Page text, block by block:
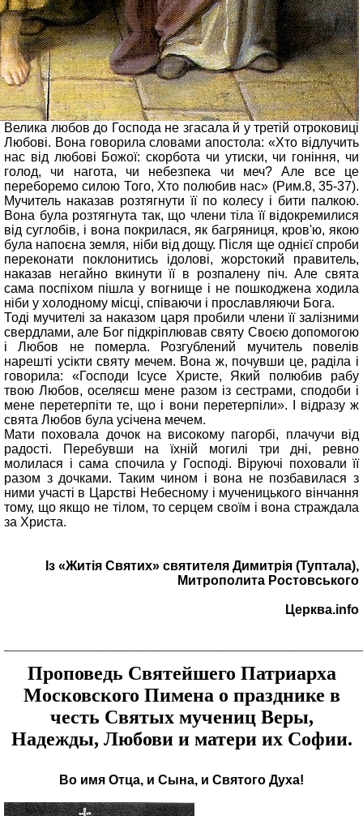
Велика любов до Господа не згасала й у третій отроковиці
Любові. Вона говорила словами апостола: «Хто відлучить
нас від любові Божої: скорбота чи утиски, чи гоніння, чи
голод, чи нагота, чи небезпека чи меч? Але все це
переборемо силою Того, Хто полюбив нас» (Рим.8, 35-37).
Мучитель наказав розтягнути її по колесу і бити палкою.
Вона була розтягнута так, що члени тіла її відокремилися
від суглобів, і вона покрилася, як багряниця, кров'ю, якою
була напоєна земля, ніби від дощу. Після ще однієї спроби
переконати поклонитись ідолові, жорстокий правитель,
наказав негайно вкинути її в розпалену піч. Але свята
сама поспіхом пішла у вогнище і не пошкоджена ходила
ніби у холодному місці, співаючи і прославляючи Бога.
Тоді мучителі за наказом царя пробили члени її залізними
свердлами, але Бог підкріплював святу Своєю допомогою
і Любов не померла. Розгублений мучитель повелів
нарешті усікти святу мечем. Вона ж, почувши це, раділа і
говорила: «Господи Ісусе Христе, Який полюбив рабу
твою Любов, оселяєш мене разом із сестрами, сподоби і
мене перетерпіти те, що і вони перетерпіли». І відразу ж
свята Любов була усічена мечем.
Мати поховала дочок на високому пагорбі, плачучи від
радості. Перебувши на їхній могилі три дні, ревно
молилася і сама спочила у Господі. Віруючі поховали її
разом з дочками. Таким чином і вона не позбавилася з
ними участі в Царстві Небесному і мученицького вінчання
тому, що якщо не тілом, то серцем своїм і вона страждала
за Христа.
Із «Житія Святих» святителя Димитрія (Туптала),
Митрополита Ростовського
Церква.info
Проповедь Святейшего Патриарха
Московского Пимена о празднике в
честь Святых мучениц Веры,
Надежды, Любови и матери их Софии.
Во имя Отца, и Сына, и Святого Духа!